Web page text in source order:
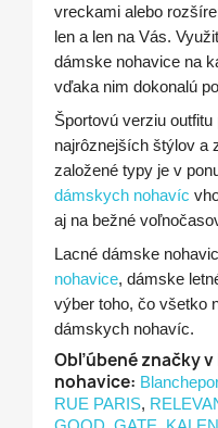
vreckami alebo
len a len na Vás.
dámske nohavice na
vďaka nim dokonalú
Športovú verziu
najrôznejších štýlov a
založené typy je v
dámskych nohavíc
aj na bežné
Lacné dámske
nohavice, dámske
výber toho, čo všetko
dámskych nohavíc.
Obľúbené značky
nohavice:
RUE PARIS,